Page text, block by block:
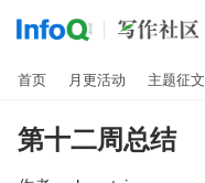
首页 月更活动 主题征文
第十二周总结